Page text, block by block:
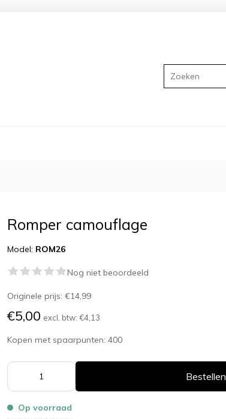
Zoeken
Romper camouflage
Model: ROM26
Nog niet beoordeeld
Originele prijs:€14,99
€5,00 excl. btw:€4,13
Kopen met spaarpunten:400
Bestellen
Op voorraad